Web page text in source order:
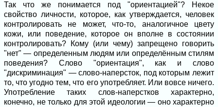
Так что же понимается под "ориентацией"? Некое
свойство личности, которое, как утверждается, человек
контролировать не может, что-то, аналогичное цвету
кожи, или поведение, которое он вполне в состоянии
контролировать? Кому (или чему) запрещено говорить
"нет" — определенным людям или определённым стилям
поведения? Слово "ориентация", как и слово
"дискриминация" — слово-наперсток, под которым лежит
то, что угодно тем, что его употребляет. Или вовсе ничего.
Употребление таких слов-наперстков характерно,
конечно, не только для этой идеологии — оно характерно